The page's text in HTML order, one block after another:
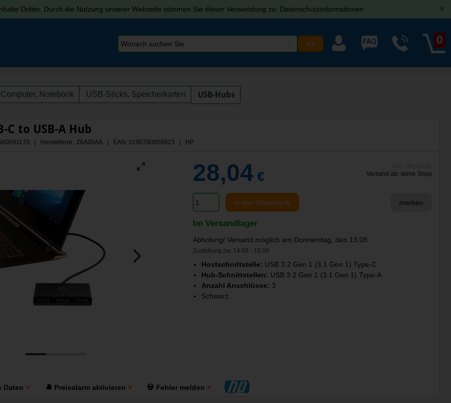
Dritter. Durch die Nutzung unserer Webseite stimmen Sie dieser Verwendung zu. Datenschutzinformationen [x]
0
Computer, Notebook USB-Sticks, Speicherkarten USB-Hubs
C to USB-A Hub
| Herstellernr.: Z6A00AA | EAN: 0190780850923 | HP
28,04 € Versand ab: siehe Shop
in den Warenkorb merken
Im Versandlager
Abholung/ Versand möglich am Donnerstag, den 13.08
Zustellung zw. 14.08 - 18.08
Hostschnittstelle: USB 3.2 Gen 1 (3.1 Gen 1) Type-C
Hub-Schnittstellen: USB 3.2 Gen 1 (3.1 Gen 1) Type-A
Anzahl Anschlüsse: 3
Schwarz
Daten 🔔 Preisalarm aktivieren 💀 Fehler melden